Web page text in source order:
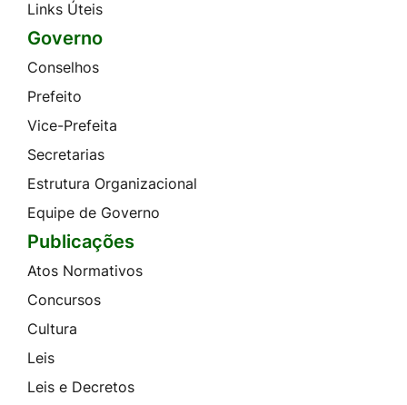
Links Úteis
Governo
Conselhos
Prefeito
Vice-Prefeita
Secretarias
Estrutura Organizacional
Equipe de Governo
Publicações
Atos Normativos
Concursos
Cultura
Leis
Leis e Decretos